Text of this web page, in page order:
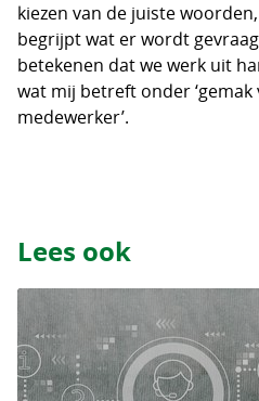
kiezen van de juiste
begrijpt wat er wordt
betekenen dat we werk uit
wat mij betreft onder
medewerker’.
Lees ook